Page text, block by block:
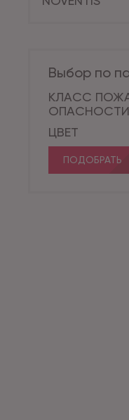
Выбор по
КЛАСС
ОПАСНОСТИ
ЦВЕТ
ПОДОБРАТЬ